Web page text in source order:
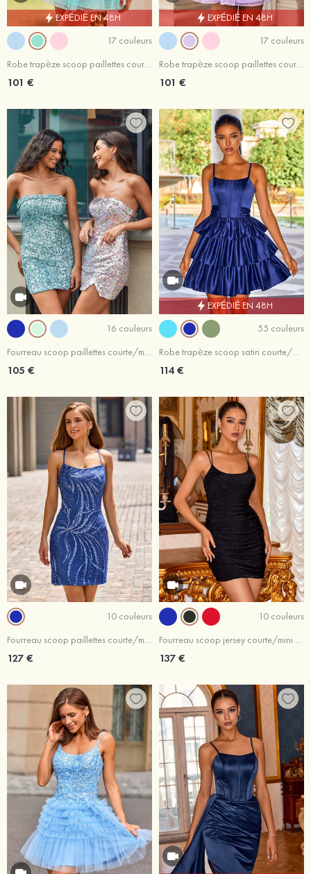
EXPÉDIÉ EN 48H
17 couleurs
Robe trapèze scoop paillettes courte/mini robe de fête de la rentrée
101 €
EXPÉDIÉ EN 48H
17 couleurs
Robe trapèze scoop paillettes courte/mini robe de fête de la rentrée
101 €
16 couleurs
Fourreau scoop paillettes courte/mini robe de fête de la rentrée
105 €
EXPÉDIÉ EN 48H
55 couleurs
Robe trapèze scoop satin courte/mini robe de fête de la rentrée
114 €
10 couleurs
Fourreau scoop paillettes courte/mini robe de fête de la rentrée
127 €
10 couleurs
Fourreau scoop jersey courte/mini robe de fête de la rentrée
137 €